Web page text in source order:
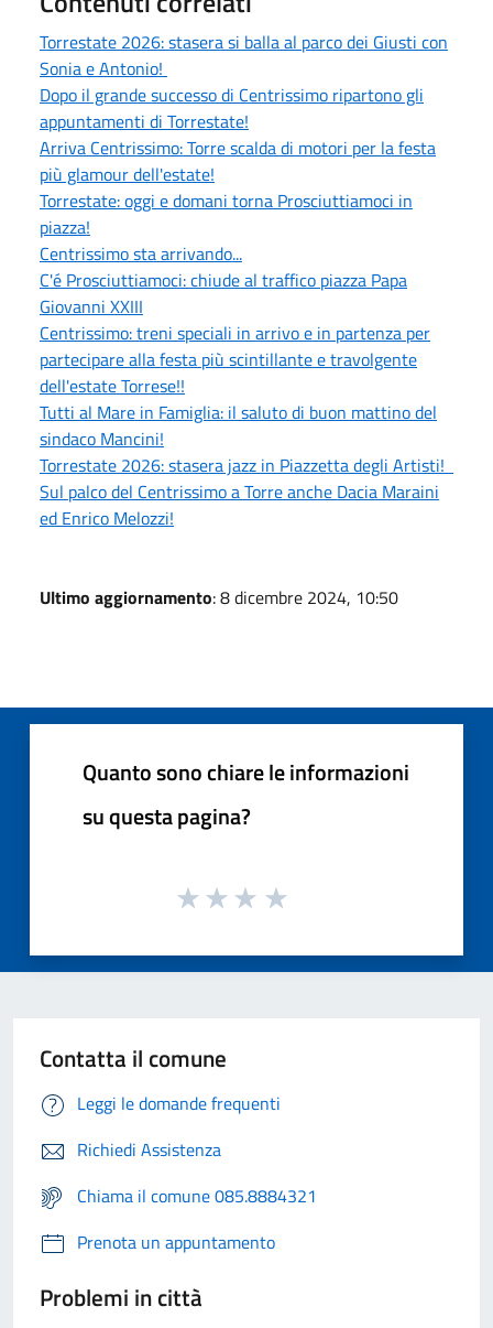
Torrestate 2026: stasera si balla al parco dei Giusti con
Sonia e Antonio!
Dopo il grande successo di Centrissimo ripartono gli
appuntamenti di Torrestate!
Arriva Centrissimo: Torre scalda di motori per la festa
più glamour dell'estate!
Torrestate: oggi e domani torna Prosciuttiamoci in
piazza!
Centrissimo sta arrivando...
C'é Prosciuttiamoci: chiude al traffico piazza Papa
Giovanni XXIII
Centrissimo: treni speciali in arrivo e in partenza per
partecipare alla festa più scintillante e travolgente
dell'estate Torrese!!
Tutti al Mare in Famiglia: il saluto di buon mattino del
sindaco Mancini!
Torrestate 2026: stasera jazz in Piazzetta degli Artisti!
Sul palco del Centrissimo a Torre anche Dacia Maraini
ed Enrico Melozzi!
Ultimo aggiornamento: 8 dicembre 2024, 10:50
Quanto sono chiare le informazioni
su questa pagina?
Contatta il comune
Leggi le domande frequenti
Richiedi Assistenza
Chiama il comune 085.8884321
Prenota un appuntamento
Problemi in città